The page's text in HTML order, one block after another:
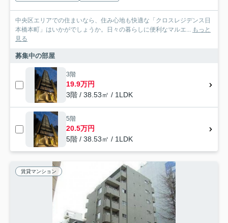
中央区エリアでの住まいなら、住み心地も快適な「クロスレジデンス日
本橋本町」はいかがでしょうか。日々の暮らしに便利なマルエ... もっと
見る
募集中の部屋
3階
19.9万円
3階 / 38.53㎡ / 1LDK
5階
20.5万円
5階 / 38.53㎡ / 1LDK
賃貸マンション